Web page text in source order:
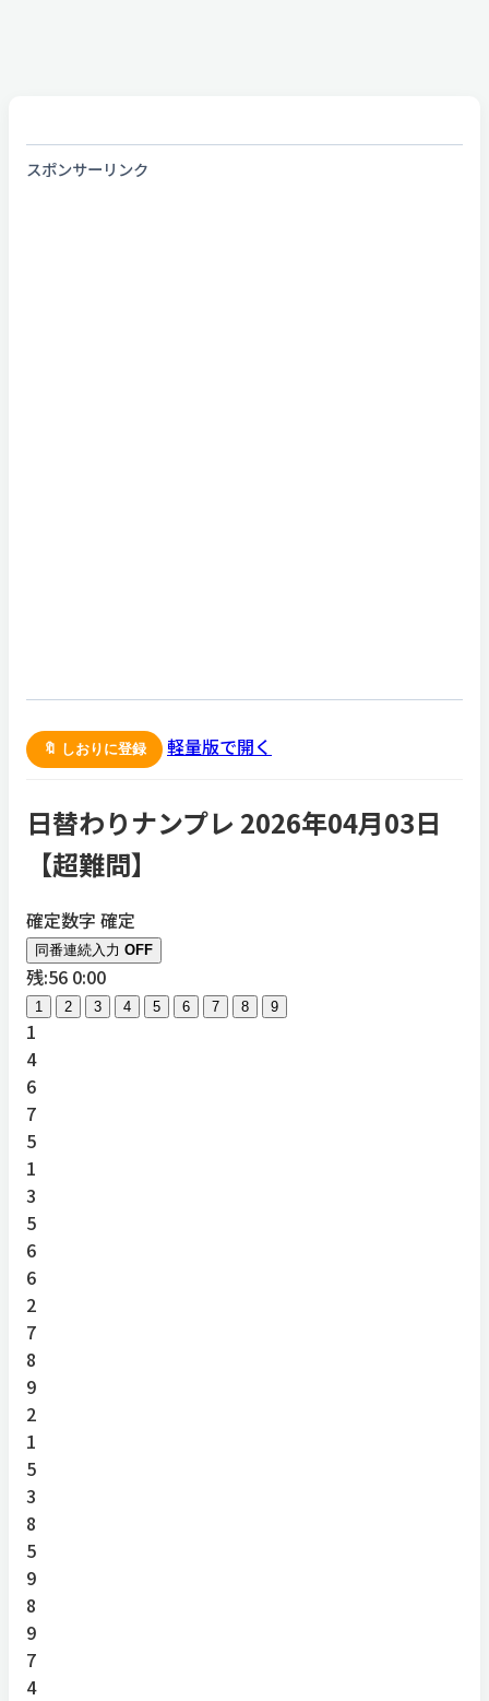
スポンサーリンク
🔖 しおりに登録 軽量版で開く
日替わりナンプレ 2026年04月03日
【超難問】
確定数字 確定
同番連続入力 OFF
残:56 0:00
1 2 3 4 5 6 7 8 9
1
4
6
7
5
1
3
5
6
6
2
7
8
9
2
1
5
3
8
5
9
8
9
7
4